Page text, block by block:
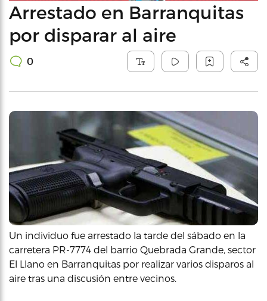
Arrestado en Barranquitas
por disparar al aire
0
Un individuo fue arrestado la tarde del sábado en la
carretera PR-7774 del barrio Quebrada Grande, sector
El Llano en Barranquitas por realizar varios disparos al
aire tras una discusión entre vecinos.